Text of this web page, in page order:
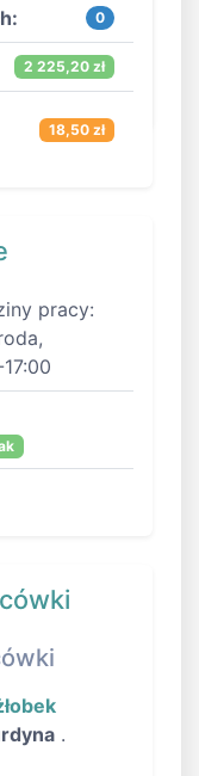
0
2 225,20 zł
18,50 zł
pracy:
.